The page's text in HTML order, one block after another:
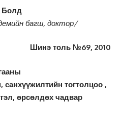
Болд
багш, доктор/
Шинэ толь №69, 2010
тогтолцоо ,
өрсөлдөх чадвар